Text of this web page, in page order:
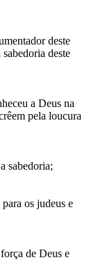
deste
deste
a Deus na
pela loucura
sabedoria;
os judeus e
de Deus e